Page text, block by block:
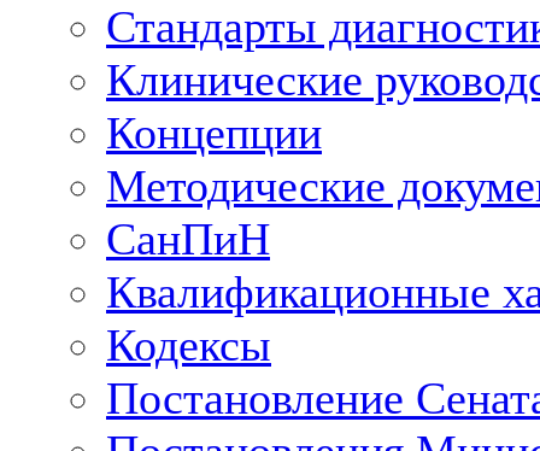
Стандарты
Клинические
Концепции
Методические
СанПиН
Квалификационные
Кодексы
Постановление